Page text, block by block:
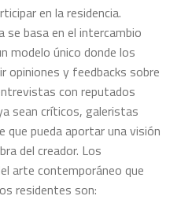
en la residencia.
se basa en el intercambio
modelo único donde los
opiniones y feedbacks sobre
con reputados
sean críticos, galeristas
pueda aportar una visión
del creador. Los
arte contemporáneo que
residentes son: